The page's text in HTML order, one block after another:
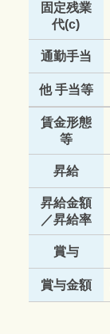
固定残業
代(c)
通勤手当
他 手当等
賃金形態
等
昇給
昇給金額
／昇給率
賞与
賞与金額